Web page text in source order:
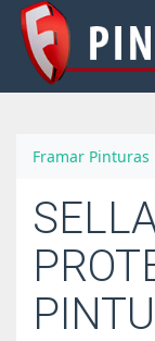
Framar Pinturas